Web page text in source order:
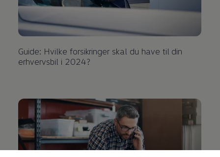
Guide: Hvilke forsikringer skal du have til din
erhvervsbil i 2024?